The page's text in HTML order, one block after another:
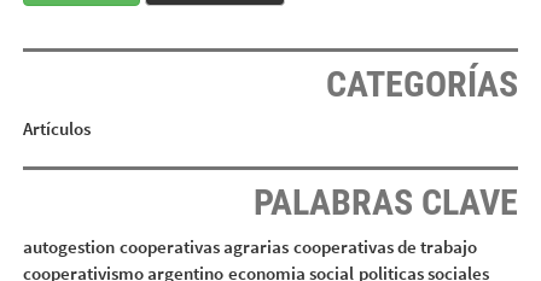
CATEGORÍAS
Artículos
PALABRAS CLAVE
autogestion cooperativas agrarias cooperativas de trabajo
cooperativismo argentino economia social politicas sociales